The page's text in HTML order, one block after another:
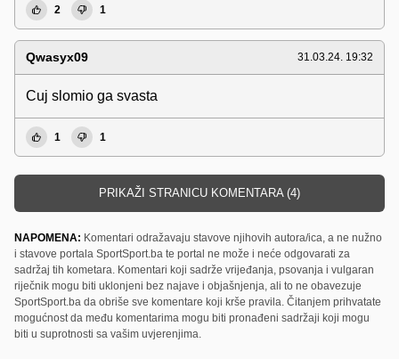
2 1
Qwasyx09 31.03.24. 19:32
Cuj slomio ga svasta
1 1
PRIKAŽI STRANICU KOMENTARA (4)
NAPOMENA: Komentari odražavaju stavove njihovih autora/ica, a ne nužno
i stavove portala SportSport.ba te portal ne može i neće odgovarati za
sadržaj tih kometara. Komentari koji sadrže vrijeđanja, psovanja i vulgaran
riječnik mogu biti uklonjeni bez najave i objašnjenja, ali to ne obavezuje
SportSport.ba da obriše sve komentare koji krše pravila. Čitanjem prihvatate
mogućnost da među komentarima mogu biti pronađeni sadržaji koji mogu
biti u suprotnosti sa vašim uvjerenjima.